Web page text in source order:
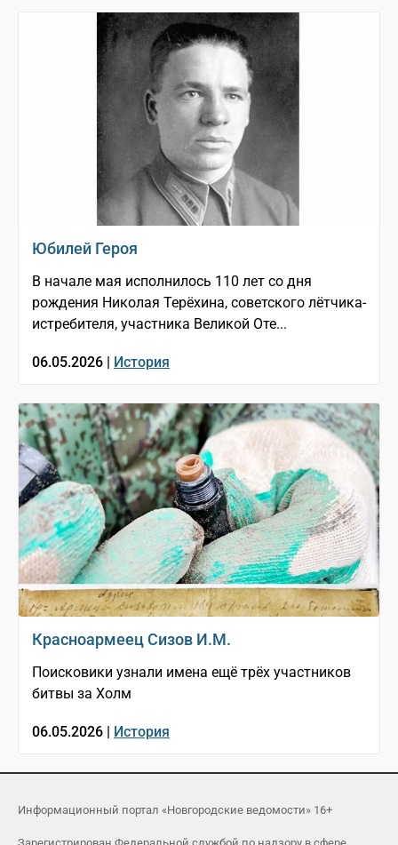
Юбилей Героя
В начале мая исполнилось 110 лет со дня
рождения Николая Терёхина, советского лётчика-
истребителя, участника Великой Оте...
06.05.2026 | История
Красноармеец Сизов И.М.
Поисковики узнали имена ещё трёх участников
битвы за Холм
06.05.2026 | История
Информационный портал «Новгородские ведомости» 16+